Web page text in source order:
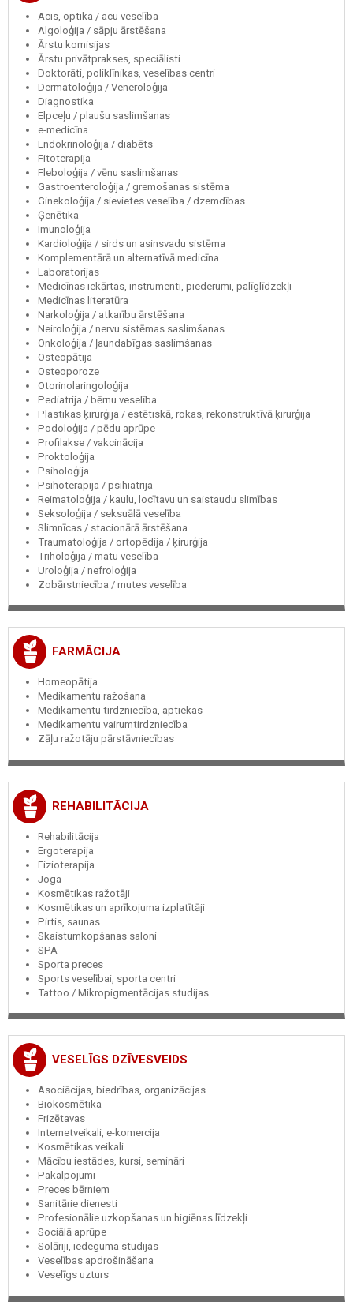
Acis, optika / acu veselība
Algoloģija / sāpju ārstēšana
Ārstu komisijas
Ārstu privātprakses, speciālisti
Doktorāti, poliklīnikas, veselības centri
Dermatoloģija / Veneroloģija
Diagnostika
Elpceļu / plaušu saslimšanas
e-medicīna
Endokrinoloģija / diabēts
Fitoterapija
Fleboloģija / vēnu saslimšanas
Gastroenteroloģija / gremošanas sistēma
Ginekoloģija / sievietes veselība / dzemdības
Ģenētika
Imunoloģija
Kardioloģija / sirds un asinsvadu sistēma
Komplementārā un alternatīvā medicīna
Laboratorijas
Medicīnas iekārtas, instrumenti, piederumi, palīglīdzekļi
Medicīnas literatūra
Narkoloģija / atkarību ārstēšana
Neiroloģija / nervu sistēmas saslimšanas
Onkoloģija / ļaundabīgas saslimšanas
Osteopātija
Osteoporoze
Otorinolaringoloģija
Pediatrija / bērnu veselība
Plastikas ķirurģija / estētiskā, rokas, rekonstruktīvā ķirurģija
Podoloģija / pēdu aprūpe
Profilakse / vakcinācija
Proktoloģija
Psiholoģija
Psihoterapija / psihiatrija
Reimatoloģija / kaulu, locītavu un saistaudu slimības
Seksoloģija / seksuālā veselība
Slimnīcas / stacionārā ārstēšana
Traumatoloģija / ortopēdija / ķirurģija
Triholoģija / matu veselība
Uroloģija / nefroloģija
Zobārstniecība / mutes veselība
FARMĀCIJA
Homeopātija
Medikamentu ražošana
Medikamentu tirdzniecība, aptiekas
Medikamentu vairumtirdzniecība
Zāļu ražotāju pārstāvniecības
REHABILITĀCIJA
Rehabilitācija
Ergoterapija
Fizioterapija
Joga
Kosmētikas ražotāji
Kosmētikas un aprīkojuma izplatītāji
Pirtis, saunas
Skaistumkopšanas saloni
SPA
Sporta preces
Sports veselībai, sporta centri
Tattoo / Mikropigmentācijas studijas
VESELĪGS DZĪVESVEIDS
Asociācijas, biedrības, organizācijas
Biokosmētika
Frizētavas
Internetveikali, e-komercija
Kosmētikas veikali
Mācību iestādes, kursi, semināri
Pakalpojumi
Preces bērniem
Sanitārie dienesti
Profesionālie uzkopšanas un higiēnas līdzekļi
Sociālā aprūpe
Solāriji, iedeguma studijas
Veselības apdrošināšana
Veselīgs uzturs